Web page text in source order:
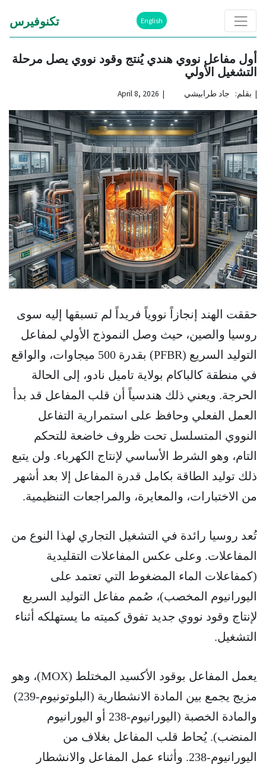
English تكنوفيرس
أول مفاعل نووي هندي يُنتج وقود نووي يصل مرحلة
التشغيل الأولي
| بقلم: جاد طرابيشي | April 8, 2026
حققت الهند إنجازاً نووياً فريداً لم تسبقها إليه سوى
روسيا والصين، حيث وصل النموذج الأولي لمفاعل
التوليد السريع (PFBR) بقدرة 500 ميجاوات، والواقع
في منطقة كالباكام بولاية تاميل نادو، إلى الحالة
الحرجة. ويعني ذلك هندسياً أن قلب المفاعل قد بدأ
العمل الفعلي وحافظ على استمرارية التفاعل
النووي المتسلسل تحت ظروف خاضعة للتحكم
التام، وهو الشرط الأساسي لإنتاج الكهرباء. ولن يتبع
ذلك توليد الطاقة بكامل قدرة المفاعل إلا بعد أشهر
من الاختبارات، والمعايرة، والمراجعات التنظيمية.
تُعد روسيا رائدة في التشغيل التجاري لهذا النوع من
المفاعلات. وعلى عكس المفاعلات التقليدية
(كمفاعلات الماء المضغوط التي تعتمد على
اليورانيوم المخصب)، صُمم مفاعل التوليد السريع
لإنتاج وقود نووي جديد تفوق كميته ما يستهلكه أثناء
التشغيل.
يعمل المفاعل بوقود الأكسيد المختلط (MOX)، وهو
مزيج يجمع بين المادة الانشطارية (البلوتونيوم-239)
والمادة الخصبة (اليورانيوم-238 أو اليورانيوم
المنضب). يُحاط قلب المفاعل بغلاف من
اليورانيوم-238. وأثناء عمل المفاعل والانشطار